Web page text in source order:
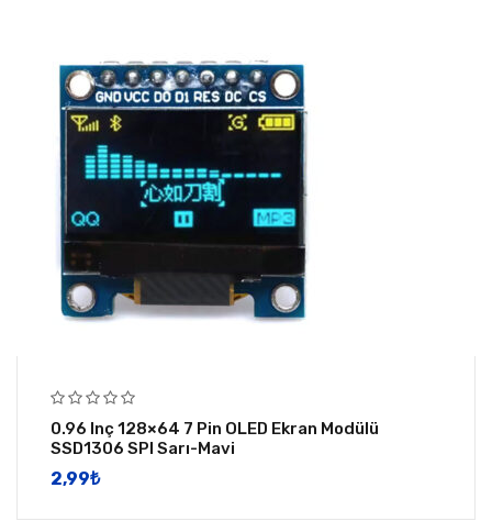
0.96 Inç 128×64 7 Pin OLED Ekran Modülü
SSD1306 SPI Sarı-Mavi
2,99​₺